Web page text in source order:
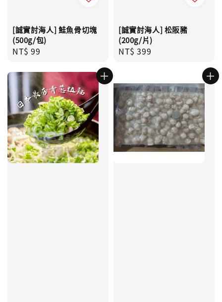
[誠實討海人] 鮭魚骨切塊
(500g/包)
Regular
NT$ 99
[誠實討海人] 松阪豬
(200g/片)
Regular
NT$ 399